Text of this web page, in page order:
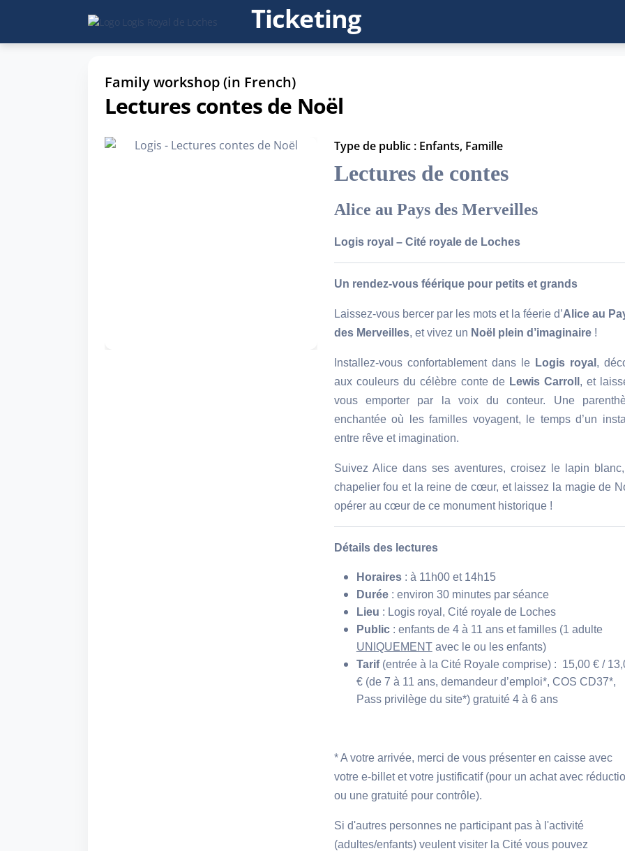
Ticketing
Family workshop (in French)
Lectures contes de Noël
Type de public : Enfants, Famille
Lectures de contes
Alice au Pays des Merveilles
Logis royal – Cité royale de Loches
Un rendez-vous féérique pour petits et grands
Laissez-vous bercer par les mots et la féerie d’Alice au
des Merveilles, et vivez un Noël plein d’imaginaire!
Installez-vous confortablement dans le Logis royal ,
aux couleurs du célèbre conte de Lewis Carroll , et
vous emporter par la voix du conteur. Une
enchantée où les familles voyagent, le temps d’un
entre rêve et imagination.
Suivez Alice dans ses aventures, croisez le lapin
chapelier fou et la reine de cœur, et laissez la magie de
opérer au cœur de ce monument historique !
Détails des lectures
Horaires: à 11h00 et 14h15
Durée: environ 30 minutes par séance
Lieu : Logis royal, Cité royale de Loches
Public: enfants de 4 à 11 ans et familles (1 adulte
UNIQUEMENTavec le ou les enfants)
Tarif (entrée à la Cité Royale comprise) : 15,00 € /
€ (de 7 à 11 ans, demandeur d’emploi*, COS CD37*,
Pass privilège du site*) gratuité 4 à 6 ans
* A votre arrivée, merci de vous présenter en caisse avec
votre e-billet et votre justificatif (pour un achat avec
ou une gratuité pour contrôle).
Si d'autres personnes ne participant pas à l'activité
(adultes/enfants) veulent visiter la Cité vous pouvez